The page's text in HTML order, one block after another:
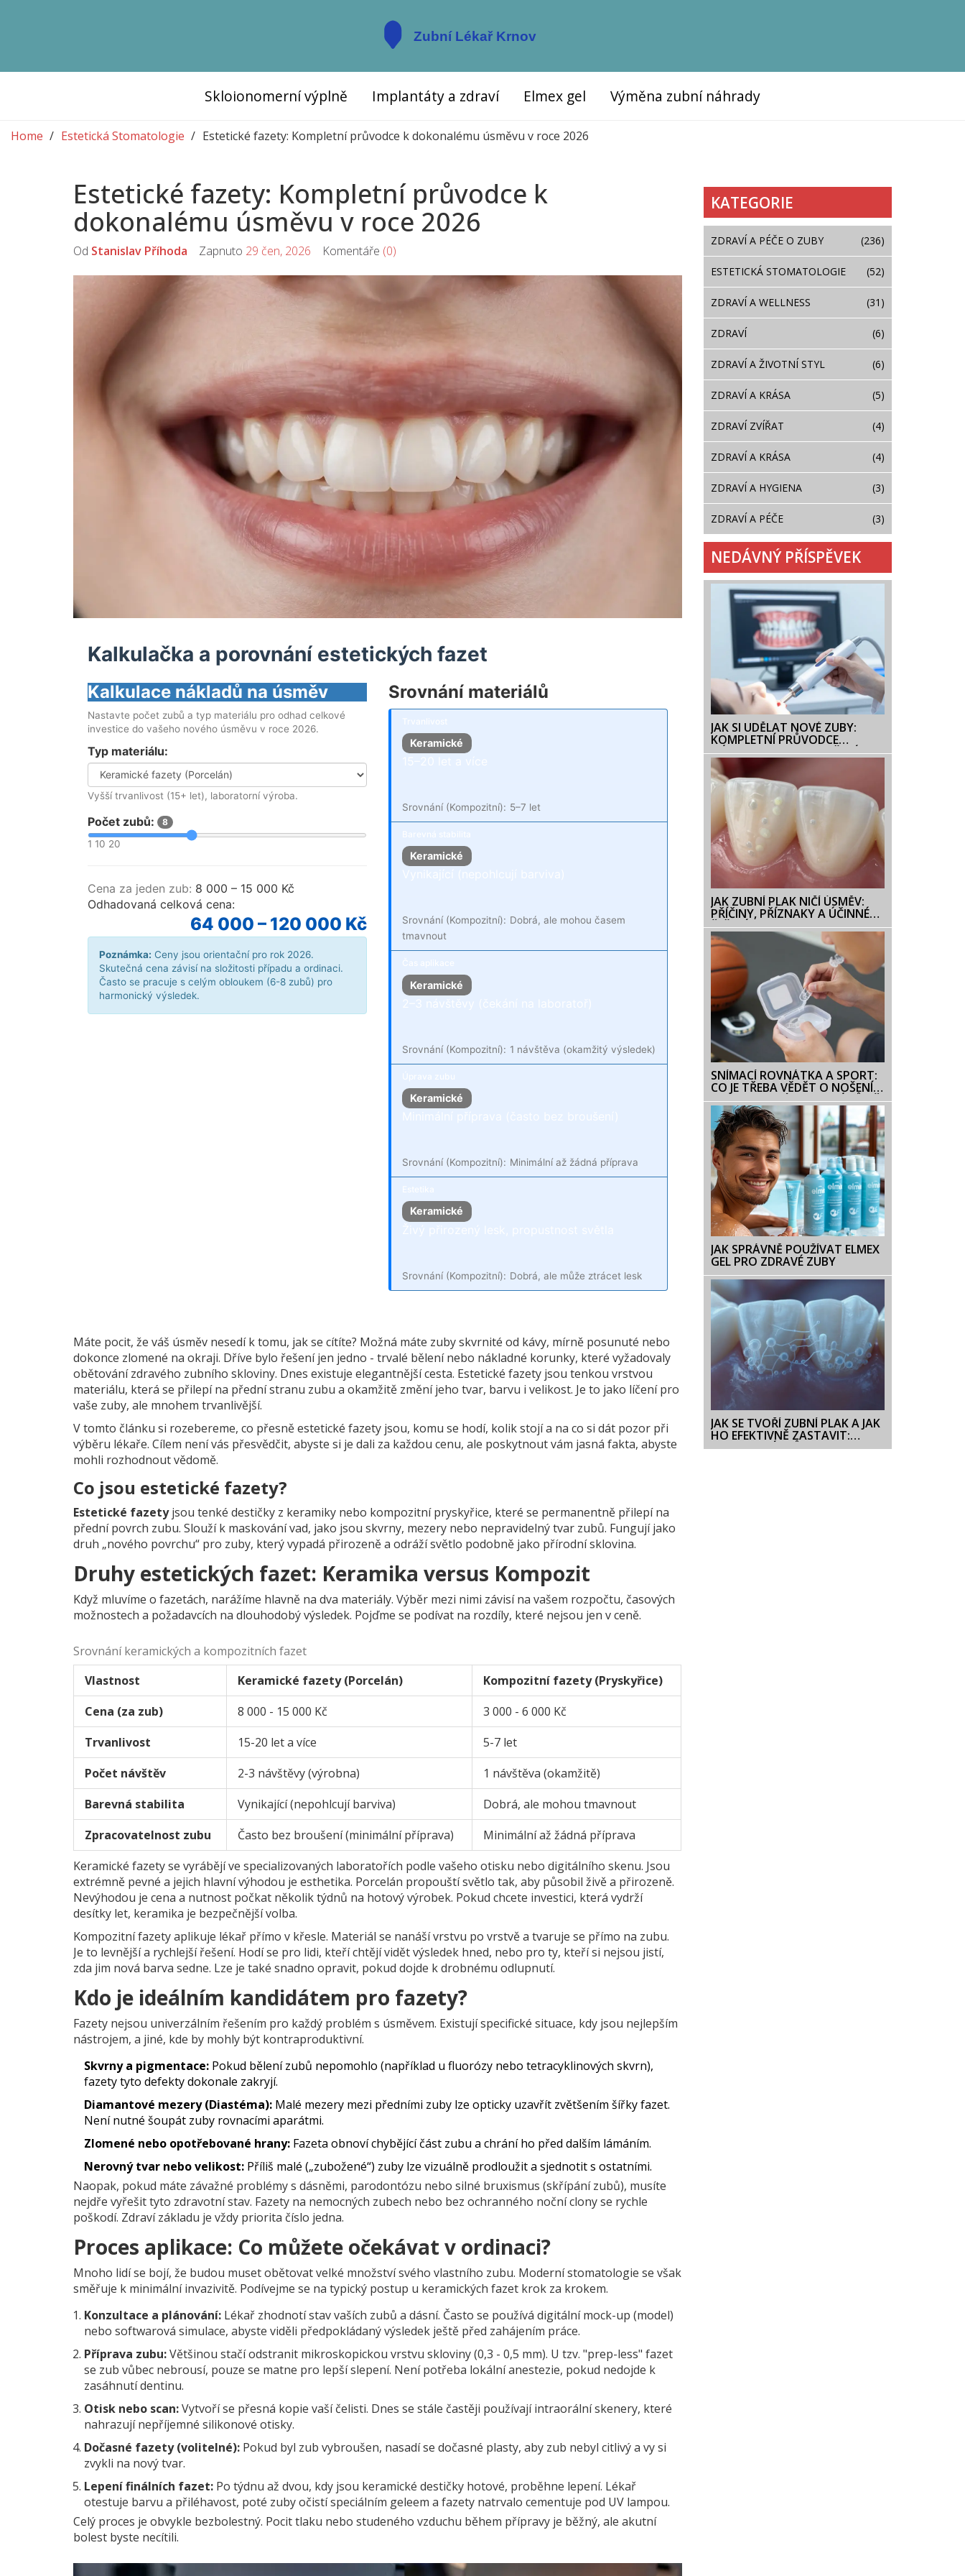
Skloionomerní výplně Implantáty a zdraví Elmex gel Výměna zubní náhrady
Home Estetická Stomatologie Estetické fazety: Kompletní průvodce k dokonalému úsměvu v roce 2026
Estetické fazety: Kompletní průvodce k
dokonalému úsměvu v roce 2026
Od Stanislav Příhoda Zapnuto 29 čen, 2026 Komentáře (0)
Kalkulačka a porovnání estetických fazet
Kalkulace nákladů na úsměv
Nastavte počet zubů a typ materiálu pro odhad celkové
investice do vašeho nového úsměvu v roce 2026.
Typ materiálu:
Vyšší trvanlivost (15+ let), laboratorní výroba.
Počet zubů: 8
1 10 20
Cena za jeden zub: 8 000 – 15 000 Kč
Odhadovaná celková cena:
64 000 – 120 000 Kč
Poznámka: Ceny jsou orientační pro rok 2026.
Skutečná cena závisí na složitosti případu a ordinaci.
Často se pracuje s celým obloukem (6-8 zubů) pro
harmonický výsledek.
Srovnání materiálů
Trvanlivost
Keramické
15–20 let a více
Srovnání (Kompozitní): 5–7 let
Barevná stabilita
Keramické
Vynikající (nepohlcují barviva)
Srovnání (Kompozitní): Dobrá, ale mohou časem
tmavnout
Čas aplikace
Keramické
2–3 návštěvy (čekání na laboratoř)
Srovnání (Kompozitní): 1 návštěva (okamžitý výsledek)
Úprava zubu
Keramické
Minimální příprava (často bez broušení)
Srovnání (Kompozitní): Minimální až žádná příprava
Estetika
Keramické
Živý přirozený lesk, propustnost světla
Srovnání (Kompozitní): Dobrá, ale může ztrácet lesk
Máte pocit, že váš úsměv nesedí k tomu, jak se cítíte? Možná máte zuby skvrnité od kávy, mírně posunuté nebo
dokonce zlomené na okraji. Dříve bylo řešení jen jedno - trvalé bělení nebo nákladné korunky, které vyžadovaly
obětování zdravého zubního skloviny. Dnes existuje elegantnější cesta. Estetické fazety jsou tenkou vrstvou
materiálu, která se přilepí na přední stranu zubu a okamžitě změní jeho tvar, barvu i velikost. Je to jako líčení pro
vaše zuby, ale mnohem trvanlivější.
V tomto článku si rozebereme, co přesně estetické fazety jsou, komu se hodí, kolik stojí a na co si dát pozor při
výběru lékaře. Cílem není vás přesvědčit, abyste si je dali za každou cenu, ale poskytnout vám jasná fakta, abyste
mohli rozhodnout vědomě.
Co jsou estetické fazety?
Estetické fazetyjsou tenké destičky z keramiky nebo kompozitní pryskyřice, které se permanentně přilepí na
přední povrch zubu. Slouží k maskování vad, jako jsou skvrny, mezery nebo nepravidelný tvar zubů. Fungují jako
druh „nového povrchu“ pro zuby, který vypadá přirozeně a odráží světlo podobně jako přírodní sklovina.
Druhy estetických fazet: Keramika versus Kompozit
Když mluvíme o fazetách, narážíme hlavně na dva materiály. Výběr mezi nimi závisí na vašem rozpočtu, časových
možnostech a požadavcích na dlouhodobý výsledek. Pojďme se podívat na rozdíly, které nejsou jen v ceně.
Srovnání keramických a kompozitních fazet
Vlastnost
Keramické fazety (Porcelán)
Kompozitní fazety (Pryskyřice)
Cena (za zub)
8 000 - 15 000 Kč
3 000 - 6 000 Kč
Trvanlivost
15-20 let a více
5-7 let
Počet návštěv
2-3 návštěvy (výrobna)
1 návštěva (okamžitě)
Barevná stabilita
Vynikající (nepohlcují barviva)
Dobrá, ale mohou tmavnout
Zpracovatelnost zubu
Často bez broušení (minimální příprava)
Minimální až žádná příprava
Keramické fazety se vyrábějí ve specializovaných laboratořích podle vašeho otisku nebo digitálního skenu. Jsou
extrémně pevné a jejich hlavní výhodou je esthetika. Porcelán propouští světlo tak, aby působil živě a přirozeně.
Nevýhodou je cena a nutnost počkat několik týdnů na hotový výrobek. Pokud chcete investici, která vydrží
desítky let, keramika je bezpečnější volba.
Kompozitní fazety aplikuje lékař přímo v křesle. Materiál se nanáší vrstvu po vrstvě a tvaruje se přímo na zubu.
Je to levnější a rychlejší řešení. Hodí se pro lidi, kteří chtějí vidět výsledek hned, nebo pro ty, kteří si nejsou jistí,
zda jim nová barva sedne. Lze je také snadno opravit, pokud dojde k drobnému odlupnutí.
Kdo je ideálním kandidátem pro fazety?
Fazety nejsou univerzálním řešením pro každý problém s úsměvem. Existují specifické situace, kdy jsou nejlepším
nástrojem, a jiné, kde by mohly být kontraproduktivní.
Skvrny a pigmentace: Pokud bělení zubů nepomohlo (například u fluorózy nebo tetracyklinových skvrn),
fazety tyto defekty dokonale zakryjí.
Diamantové mezery (Diastéma): Malé mezery mezi předními zuby lze opticky uzavřít zvětšením šířky fazet.
Není nutné šoupát zuby rovnacími aparátmi.
Zlomené nebo opotřebované hrany: Fazeta obnoví chybějící část zubu a chrání ho před dalším lámáním.
Nerovný tvar nebo velikost: Příliš malé („zubožené“) zuby lze vizuálně prodloužit a sjednotit s ostatními.
Naopak, pokud máte závažné problémy s dásněmi, parodontózu nebo silné bruxismus (skřípání zubů), musíte
nejdře vyřešit tyto zdravotní stav. Fazety na nemocných zubech nebo bez ochranného noční clony se rychle
poškodí. Zdraví základu je vždy priorita číslo jedna.
Proces aplikace: Co můžete očekávat v ordinaci?
Mnoho lidí se bojí, že budou muset obětovat velké množství svého vlastního zubu. Moderní stomatologie se však
směřuje k minimální invazivitě. Podívejme se na typický postup u keramických fazet krok za krokem.
Konzultace a plánování: Lékař zhodnotí stav vaších zubů a dásní. Často se používá digitální mock-up (model)
nebo softwarová simulace, abyste viděli předpokládaný výsledek ještě před zahájením práce.
Příprava zubu:Většinou stačí odstranit mikroskopickou vrstvu skloviny (0,3 - 0,5 mm). U tzv. "prep-less" fazet
se zub vůbec nebrousí, pouze se matne pro lepší slepení. Není potřeba lokální anestezie, pokud nedojde k
zasáhnutí dentinu.
Otisk nebo scan:Vytvoří se přesná kopie vaší čelisti. Dnes se stále častěji používají intraorální skenery, které
nahrazují nepříjemné silikonové otisky.
Dočasné fazety (volitelné): Pokud byl zub vybroušen, nasadí se dočasné plasty, aby zub nebyl citlivý a vy si
zvykli na nový tvar.
Lepení finálních fazet: Po týdnu až dvou, kdy jsou keramické destičky hotové, proběhne lepení. Lékař
otestuje barvu a přiléhavost, poté zuby očistí speciálním geleem a fazety natrvalo cementuje pod UV lampou.
Celý proces je obvykle bezbolestný. Pocit tlaku nebo studeného vzduchu během přípravy je běžný, ale akutní
bolest byste necítili.
KATEGORIE
ZDRAVÍ A PÉČE O ZUBY (236)
ESTETICKÁ STOMATOLOGIE (52)
ZDRAVÍ A WELLNESS (31)
ZDRAVÍ (6)
ZDRAVÍ A ŽIVOTNÍ STYL (6)
ZDRAVÍ A KRÁSA (5)
ZDRAVÍ ZVÍŘAT (4)
ZDRAVÍ A KRÁSA (4)
ZDRAVÍ A HYGIENA (3)
ZDRAVÍ A PÉČE (3)
NEDÁVNÝ PŘÍSPĚVEK
JAK SI UDĚLAT NOVÉ ZUBY:
KOMPLETNÍ PRŮVODCE
NÁHRADAMI PO BROUŠENÍ
ZUBŮ
JAK ZUBNÍ PLAK NIČÍ ÚSMĚV:
PŘÍČINY, PŘÍZNAKY A ÚČINNÉ
ŘEŠENÍ
SNÍMACÍ ROVNÁTKA A SPORT:
CO JE TŘEBA VĚDĚT O NOŠENÍ
ORTOPEDICKÝCH APARÁTŮ PŘI
FYZICKÉ AKTIVITĚ
JAK SPRÁVNĚ POUŽÍVAT ELMEX
GEL PRO ZDRAVÉ ZUBY
JAK SE TVOŘÍ ZUBNÍ PLAK A JAK
HO EFEKTIVNĚ ZASTAVIT:
KOMPLETNÍ PRŮVODCE